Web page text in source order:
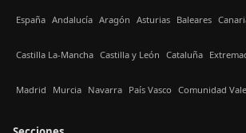
España Andalucía Aragón Asturias Baleares
Castilla La-Mancha Castilla y León Cataluña
Madrid Murcia Navarra País Vasco Comunidad